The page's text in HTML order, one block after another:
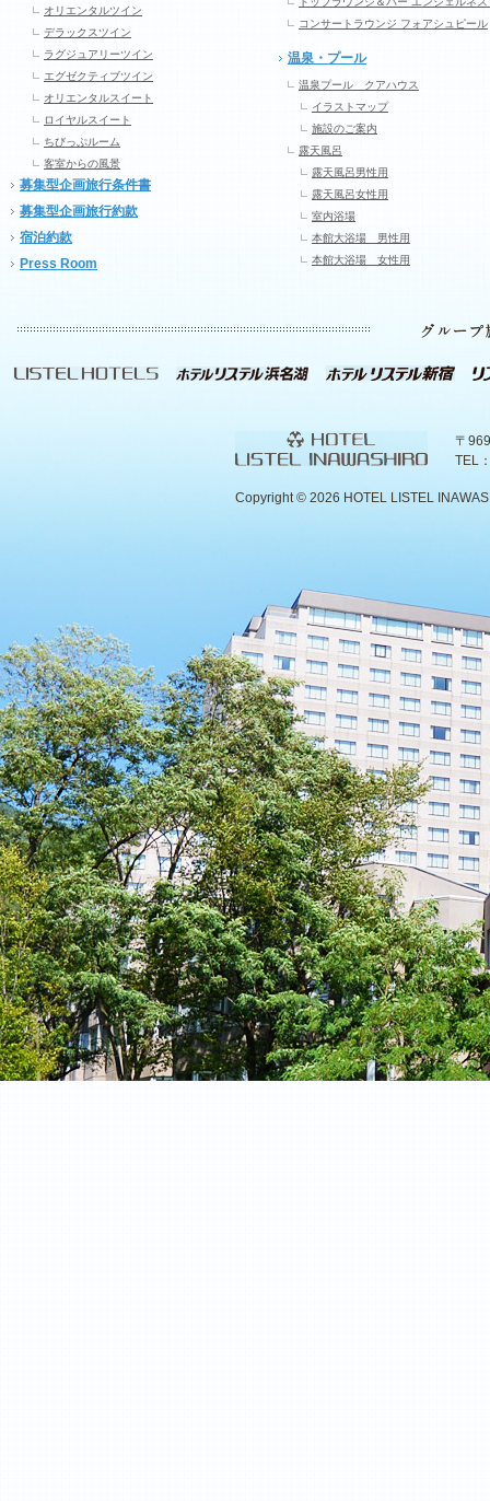
オリエンタルツイン
デラックスツイン
ラグジュアリーツイン
エグゼクティブツイン
オリエンタルスイート
ロイヤルスイート
ちびっぷルーム
客室からの風景
募集型企画旅行条件書
募集型企画旅行約款
宿泊約款
Press Room
コンサートラウンジ フォアシュピール
温泉・プール
温泉プール クアハウス
イラストマップ
施設のご案内
露天風呂
露天風呂男性用
露天風呂女性用
室内浴場
本館大浴場 男性用
本館大浴場 女性用
〒
TEL
Copyright © 2026 HOTEL LISTEL